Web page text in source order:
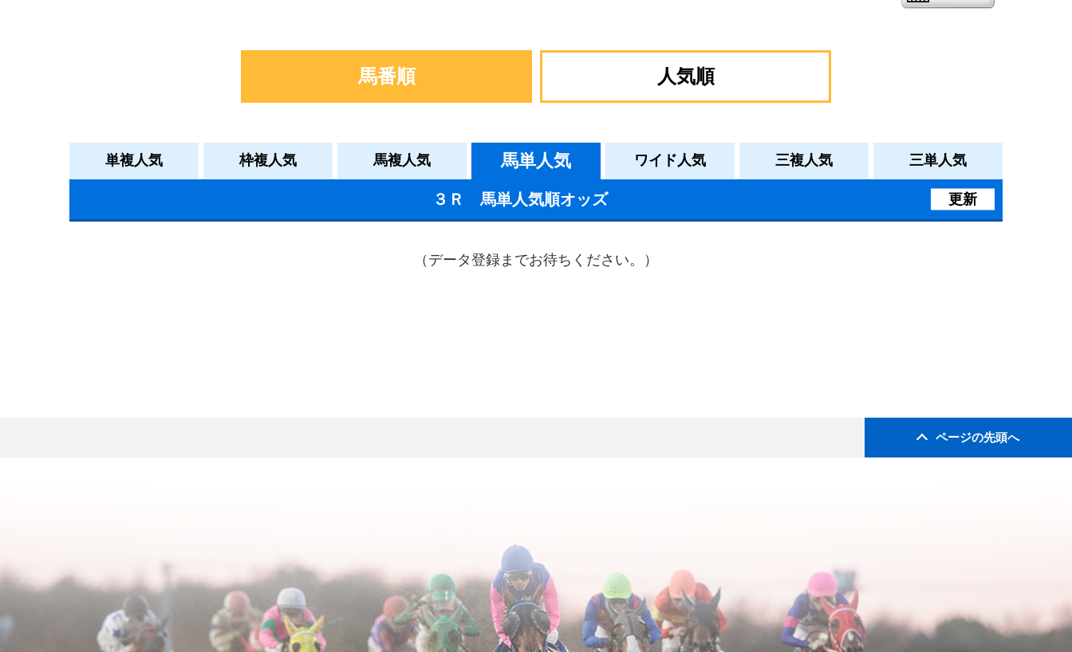
馬番順 人気順
単複人気 枠複人気 馬複人気 馬単人気 ワイド人気 三複人気 三単人気
３Ｒ 馬単人気順オッズ 更新
（データ登録までお待ちください。）
ページの先頭へ